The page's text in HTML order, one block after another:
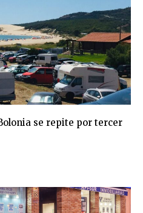
se repite por tercer